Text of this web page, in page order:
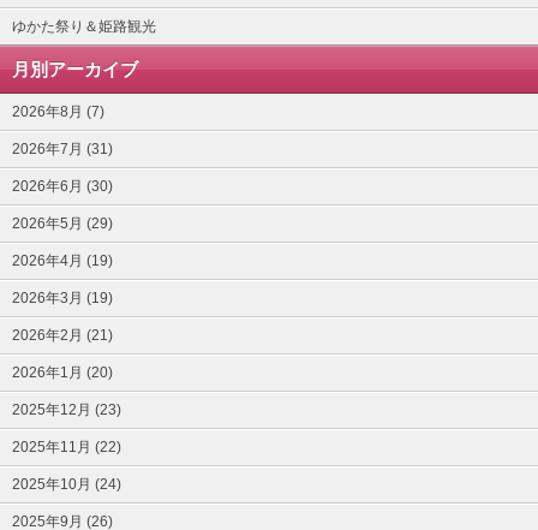
ゆかた祭り＆姫路観光
月別アーカイブ
2026年8月 (7)
2026年7月 (31)
2026年6月 (30)
2026年5月 (29)
2026年4月 (19)
2026年3月 (19)
2026年2月 (21)
2026年1月 (20)
2025年12月 (23)
2025年11月 (22)
2025年10月 (24)
2025年9月 (26)